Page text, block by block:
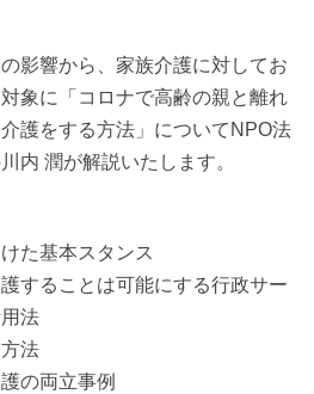
影響から、家族介護に対してお
象に「コロナで高齢の親と離れ
護をする方法」についてNPO法
内 潤が解説いたします。
た基本スタンス
することは可能にする行政サー
法
法
の両立事例